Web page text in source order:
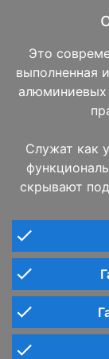
Это
выполненная
Служат как
скрывают